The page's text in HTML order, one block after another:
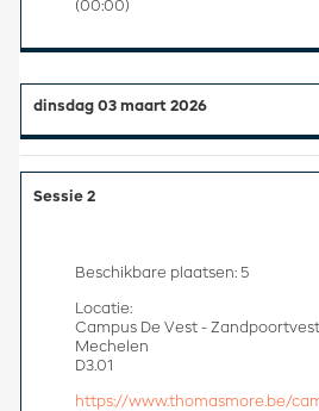
(00:00)
dinsdag 03 maart 2026
Sessie 2
Beschikbare plaatsen: 5
Locatie:
Campus De Vest -
Mechelen
D3.01
https://www.thomasmore.be/